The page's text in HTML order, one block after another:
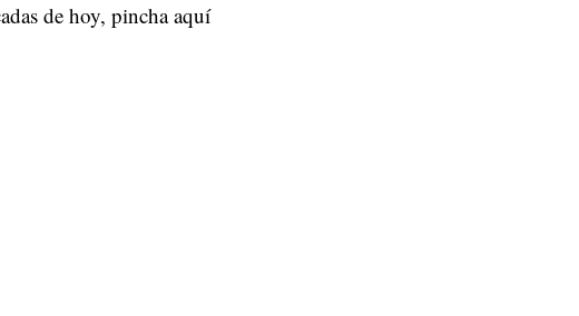
de hoy,pincha aquí